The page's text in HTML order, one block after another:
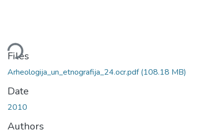
Files
Arheologija_un_etnografija_24.ocr.pdf(108.18 MB)
Date
2010
Authors